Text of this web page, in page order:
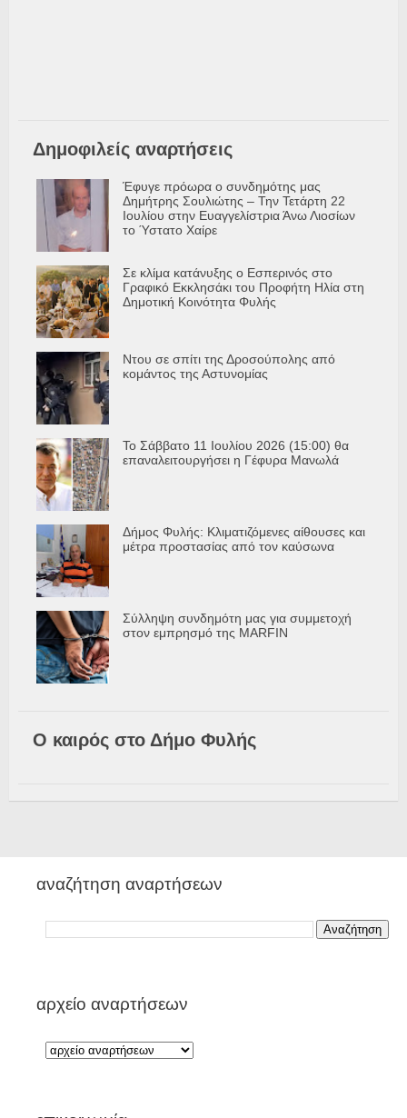
Δημοφιλείς αναρτήσεις
Έφυγε πρόωρα ο συνδημότης μας
Δημήτρης Σουλιώτης – Την Τετάρτη 22
Ιουλίου στην Ευαγγελίστρια Άνω Λιοσίων
το Ύστατο Χαίρε
Σε κλίμα κατάνυξης ο Εσπερινός στο
Γραφικό Εκκλησάκι του Προφήτη Ηλία στη
Δημοτική Κοινότητα Φυλής
Ντου σε σπίτι της Δροσούπολης από
κομάντος της Αστυνομίας
Το Σάββατο 11 Ιουλίου 2026 (15:00) θα
επαναλειτουργήσει η Γέφυρα Μανωλά
Δήμος Φυλής: Κλιματιζόμενες αίθουσες και
μέτρα προστασίας από τον καύσωνα
Σύλληψη συνδημότη μας για συμμετοχή
στον εμπρησμό της MARFIN
Ο καιρός στο Δήμο Φυλής
αναζήτηση αναρτήσεων
αρχείο αναρτήσεων